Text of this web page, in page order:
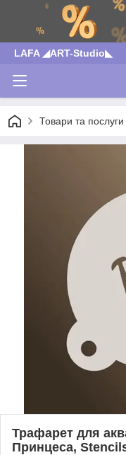
LAFA ◢ART-Studio◣
Товари та послуги
Трафарет для
Принцеса,